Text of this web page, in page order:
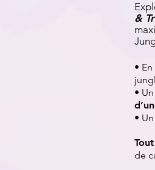
&
•
•
•
de